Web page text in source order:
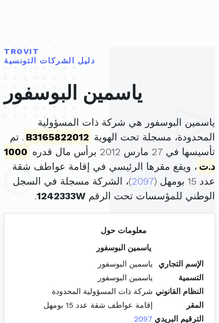
TROVIT
دليل الشركات التونسية
ياسمين البوسفور
ياسمين البوسفور هي شركة ذات المسؤولية
المحدودة، مسجلة تحت الهوية B3165822012 . تم
تأسيسها في 27 مارس 2012 برأس مال قدره
1000
د.ت ، ويقع مقرها الرئيسي في إقامة عواطف شقة
عدد 15 بومهل (
2097)، الشركة مسجلة في السجل
الوطني للمؤسسات تحت الرقم 1242333W
.
معلومات حول
ياسمين البوسفور
الإسم التجاري
ياسمين البوسفور
التسمية
ياسمين البوسفور
النظام القانوني شركة ذات المسؤولية المحدودة
المقر
إقامة عواطف شقة عدد 15 بومهل
الترقيم البريدي 2097